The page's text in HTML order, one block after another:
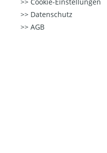
Datenschutz
AGB